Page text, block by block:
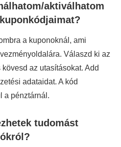
aktiválhatom
a kuponoknál, ami
Válaszd ki az
az utasításokat. Add
adataidat. A kód
a pénztárnál.
tudomást